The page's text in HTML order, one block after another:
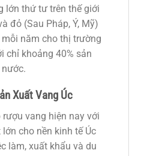
lớn thứ tư trên thế giới
đỏ (Sau Pháp, Ý, Mỹ)
năm cho thị trường
chỉ khoảng 40% sản
Xuất Vang Úc
vang hiện nay với
cho nền kinh tế Úc
làm, xuất khẩu và du